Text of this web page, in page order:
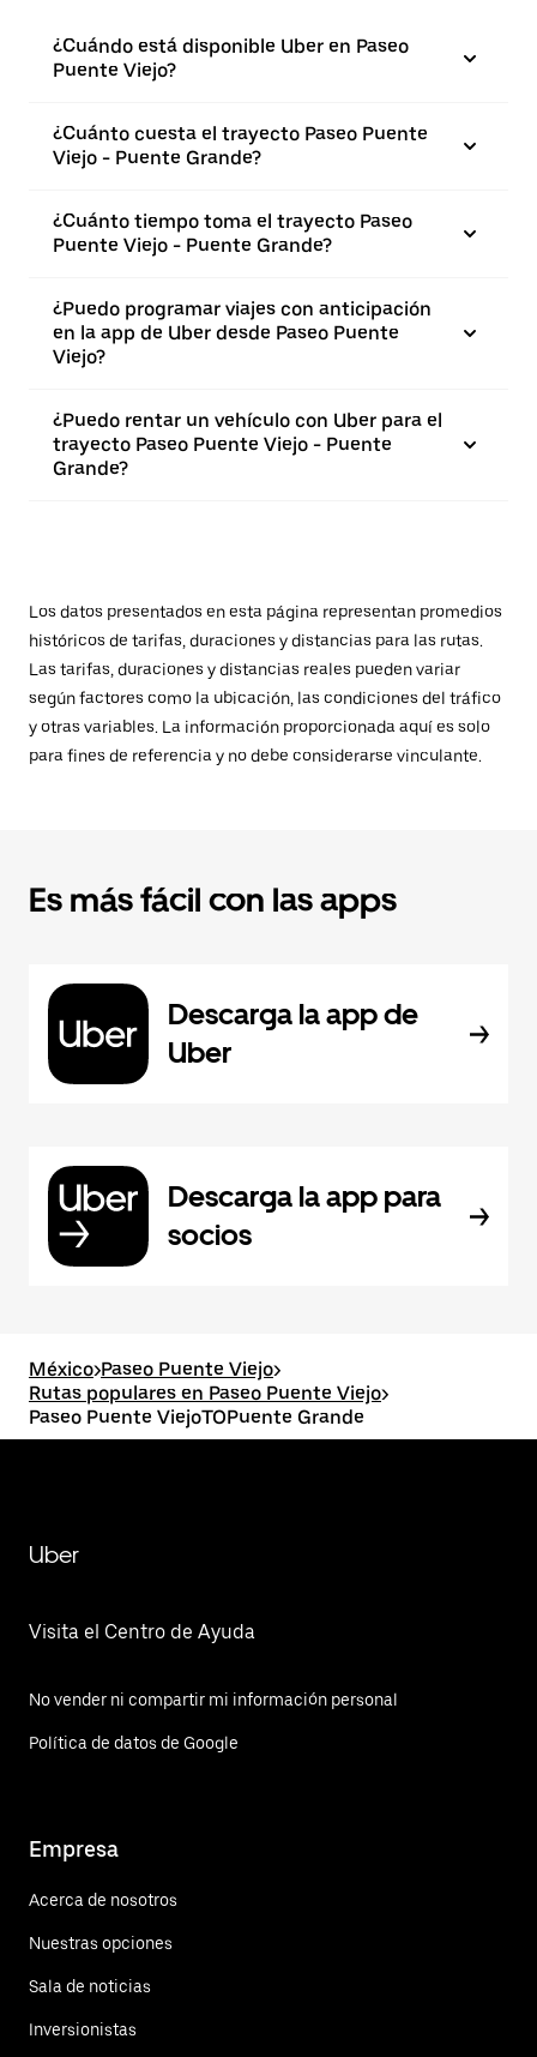
¿Cuándo está disponible Uber en Paseo
Puente Viejo?
¿Cuánto cuesta el trayecto Paseo Puente
Viejo - Puente Grande?
¿Cuánto tiempo toma el trayecto Paseo
Puente Viejo - Puente Grande?
¿Puedo programar viajes con anticipación
en la app de Uber desde Paseo Puente
Viejo?
¿Puedo rentar un vehículo con Uber para el
trayecto Paseo Puente Viejo - Puente
Grande?
Los datos presentados en esta página representan promedios
históricos de tarifas, duraciones y distancias para las rutas.
Las tarifas, duraciones y distancias reales pueden variar
según factores como la ubicación, las condiciones del tráfico
y otras variables. La información proporcionada aquí es solo
para fines de referencia y no debe considerarse vinculante.
Es más fácil con las apps
Descarga la app de
Uber
Descarga la app para
socios
México>Paseo Puente Viejo>
Rutas populares en Paseo Puente Viejo>
Paseo Puente ViejoTOPuente Grande
Uber
Visita el Centro de Ayuda
No vender ni compartir mi información personal
Política de datos de Google
Empresa
Acerca de nosotros
Nuestras opciones
Sala de noticias
Inversionistas